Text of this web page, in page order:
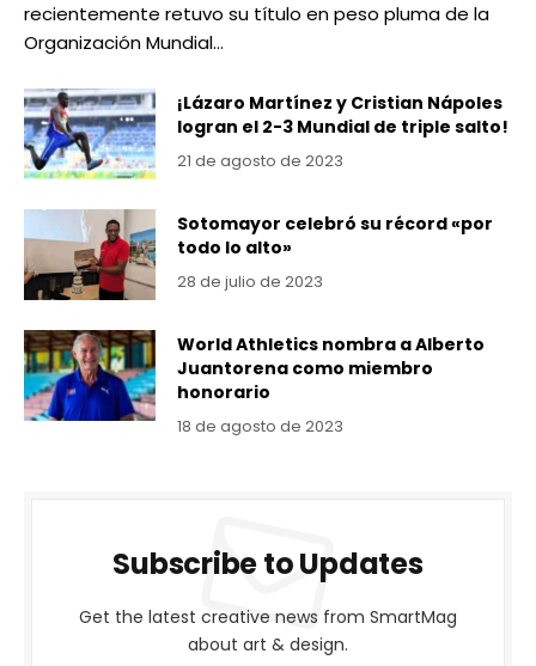
recientemente retuvo su título en peso pluma de la
Organización Mundial…
¡Lázaro Martínez y Cristian Nápoles
logran el 2-3 Mundial de triple salto!
21 de agosto de 2023
Sotomayor celebró su récord «por
todo lo alto»
28 de julio de 2023
World Athletics nombra a Alberto
Juantorena como miembro
honorario
18 de agosto de 2023
Subscribe to Updates
Get the latest creative news from SmartMag
about art & design.